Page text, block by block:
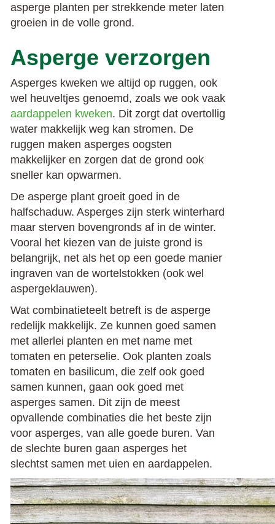
asperge planten per strekkende meter laten
groeien in de volle grond.
Asperge verzorgen
Asperges kweken we altijd op ruggen, ook
wel heuveltjes genoemd, zoals we ook vaak
aardappelen kweken. Dit zorgt dat overtollig
water makkelijk weg kan stromen. De
ruggen maken asperges oogsten
makkelijker en zorgen dat de grond ook
sneller kan opwarmen.
De asperge plant groeit goed in de
halfschaduw. Asperges zijn sterk winterhard
maar sterven bovengronds af in de winter.
Vooral het kiezen van de juiste grond is
belangrijk, net als het op een goede manier
ingraven van de wortelstokken (ook wel
aspergeklauwen).
Wat combinatieteelt betreft is de asperge
redelijk makkelijk. Ze kunnen goed samen
met allerlei planten en met name met
tomaten en peterselie. Ook planten zoals
tomaten en basilicum, die zelf ook goed
samen kunnen, gaan ook goed met
asperges samen. Dit zijn de meest
opvallende combinaties die het beste zijn
voor asperges, van alle goede buren. Van
de slechte buren gaan asperges het
slechtst samen met uien en aardappelen.